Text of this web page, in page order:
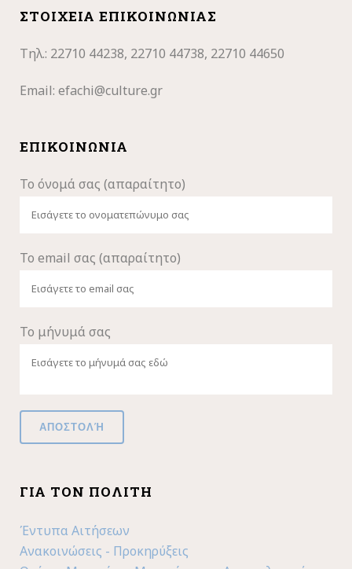
ΣΤΟΙΧΕΊΑ ΕΠΙΚΟΙΝΩΝΊΑΣ
Τηλ.: 22710 44238, 22710 44738, 22710 44650
Email: efachi@culture.gr
ΕΠΙΚΟΙΝΩΝΊΑ
Το όνομά σας (απαραίτητο)
Το email σας (απαραίτητο)
Το μήνυμά σας
ΓΙΑ ΤΟΝ ΠΟΛΊΤΗ
Έντυπα Αιτήσεων
Ανακοινώσεις - Προκηρύξεις